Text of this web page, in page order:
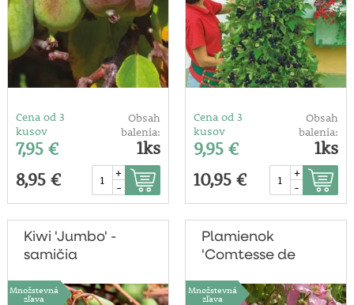
Cena od 3
kusov
7,95 €
Obsah
balenia:
1ks
8,95 €
+
-
Cena od 3
kusov
9,95 €
Obsah
balenia:
1ks
10,95 €
+
-
Kiwi 'Jumbo' -
samičia
Množstevná
zľava
Plamienok
'Comtesse de
Množstevná
zľava